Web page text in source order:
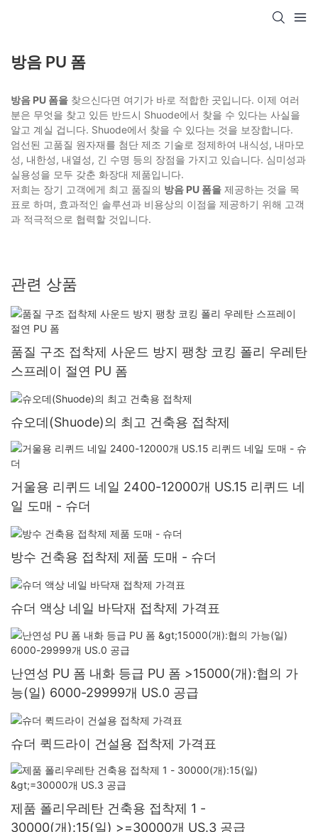
방음 PU 폼
방음 PU 폼을 찾으신다면 여기가 바로 적합한 곳입니다. 이제 여러
분은 무엇을 찾고 있든 반드시 Shuode에서 찾을 수 있다는 사실을
알고 계실 겁니다. Shuode에서 찾을 수 있다는 것을 보장합니다.
엄선된 고품질 원자재를 첨단 제조 기술로 정제하여 내식성, 내마모
성, 내한성, 내열성, 긴 수명 등의 장점을 가지고 있습니다. 심미성과
실용성을 모두 갖춘 화장대 제품입니다.
저희는 장기 고객에게 최고 품질의 방음 PU 폼을 제공하는 것을 목
표로 하며, 효과적인 솔루션과 비용상의 이점을 제공하기 위해 고객
과 적극적으로 협력할 것입니다.
관련 상품
품질 구조 접착제 사운드 방지 팽창 코킹 폴리 우레탄
스프레이 절연 PU 폼
슈오데(Shuode)의 최고 건축용 접착제
거울용 리퀴드 네일 2400-12000개 US.15 리퀴드 네
일 도매 - 슈더
방수 건축용 접착제 제품 도매 - 슈더
슈더 액상 네일 바닥재 접착제 가격표
난연성 PU 폼 내화 등급 PU 폼 >15000(개):협의 가
능(일) 6000-29999개 US.0 공급
슈더 퀵드라이 건설용 접착제 가격표
제품 폴리우레탄 건축용 접착제 1 -
30000(개):15(일) >=30000개 US.3 공급